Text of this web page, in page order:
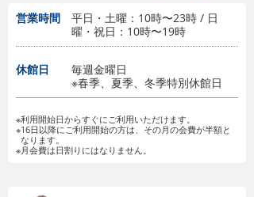
営業時間
平日・土曜：10時〜23時 / 日
曜・祝日：10時〜19時
休館日
毎週金曜日
※春季、夏季、冬季特別休館日
※利用開始日からすぐにご利用いただけます。
※16日以降にご利用開始の方は、その月の会費が半額と
なります。
※月会費は日割りにはなりません。